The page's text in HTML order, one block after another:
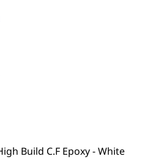
Build C.F Epoxy - White